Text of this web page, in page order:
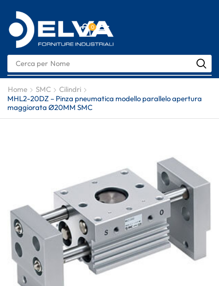
0
Cerca per Codice
Home SMC
Cilindri
MHL2-20DZ – Pinza pneumatica modello parallelo apertura
maggiorata Ø20MM SMC